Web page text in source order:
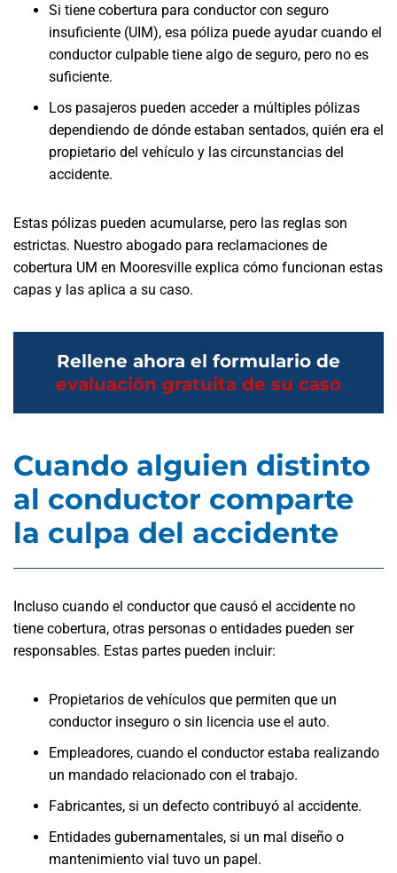
Si tiene cobertura para conductor con seguro
insuficiente (UIM), esa póliza puede ayudar cuando el
conductor culpable tiene algo de seguro, pero no es
suficiente.
Los pasajeros pueden acceder a múltiples pólizas
dependiendo de dónde estaban sentados, quién era el
propietario del vehículo y las circunstancias del
accidente.
Estas pólizas pueden acumularse, pero las reglas son
estrictas. Nuestro abogado para reclamaciones de
cobertura UM en Mooresville explica cómo funcionan estas
capas y las aplica a su caso.
Rellene ahora el formulario de
evaluación gratuita de su caso
Cuando alguien distinto
al conductor comparte
la culpa del accidente
Incluso cuando el conductor que causó el accidente no
tiene cobertura, otras personas o entidades pueden ser
responsables. Estas partes pueden incluir:
Propietarios de vehículos que permiten que un
conductor inseguro o sin licencia use el auto.
Empleadores, cuando el conductor estaba realizando
un mandado relacionado con el trabajo.
Fabricantes, si un defecto contribuyó al accidente.
Entidades gubernamentales, si un mal diseño o
mantenimiento vial tuvo un papel.